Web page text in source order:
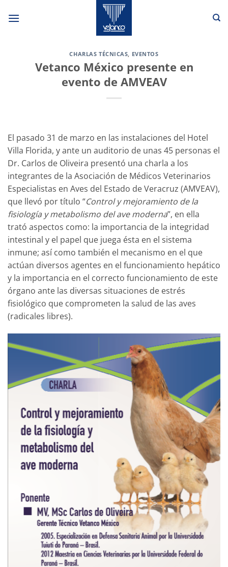
CHARLAS TÉCNICAS, EVENTOS
Vetanco México presente en
evento de AMVEAV
El pasado 31 de marzo en las instalaciones del Hotel
Villa Florida, y ante un auditorio de unas 45 personas el
Dr. Carlos de Oliveira presentó una charla a los
integrantes de la Asociación de Médicos Veterinarios
Especialistas en Aves del Estado de Veracruz (AMVEAV),
que llevó por título “Control y mejoramiento de la
fisiología y metabolismo del ave moderna”, en ella
trató aspectos como: la importancia de la integridad
intestinal y el papel que juega ésta en el sistema
inmune; así como también el mecanismo en el que
actúan diversos agentes en el funcionamiento hepático
y la importancia en el correcto funcionamiento de este
órgano ante las diversas situaciones de estrés
fisiológico que comprometen la salud de las aves
(radicales libres).